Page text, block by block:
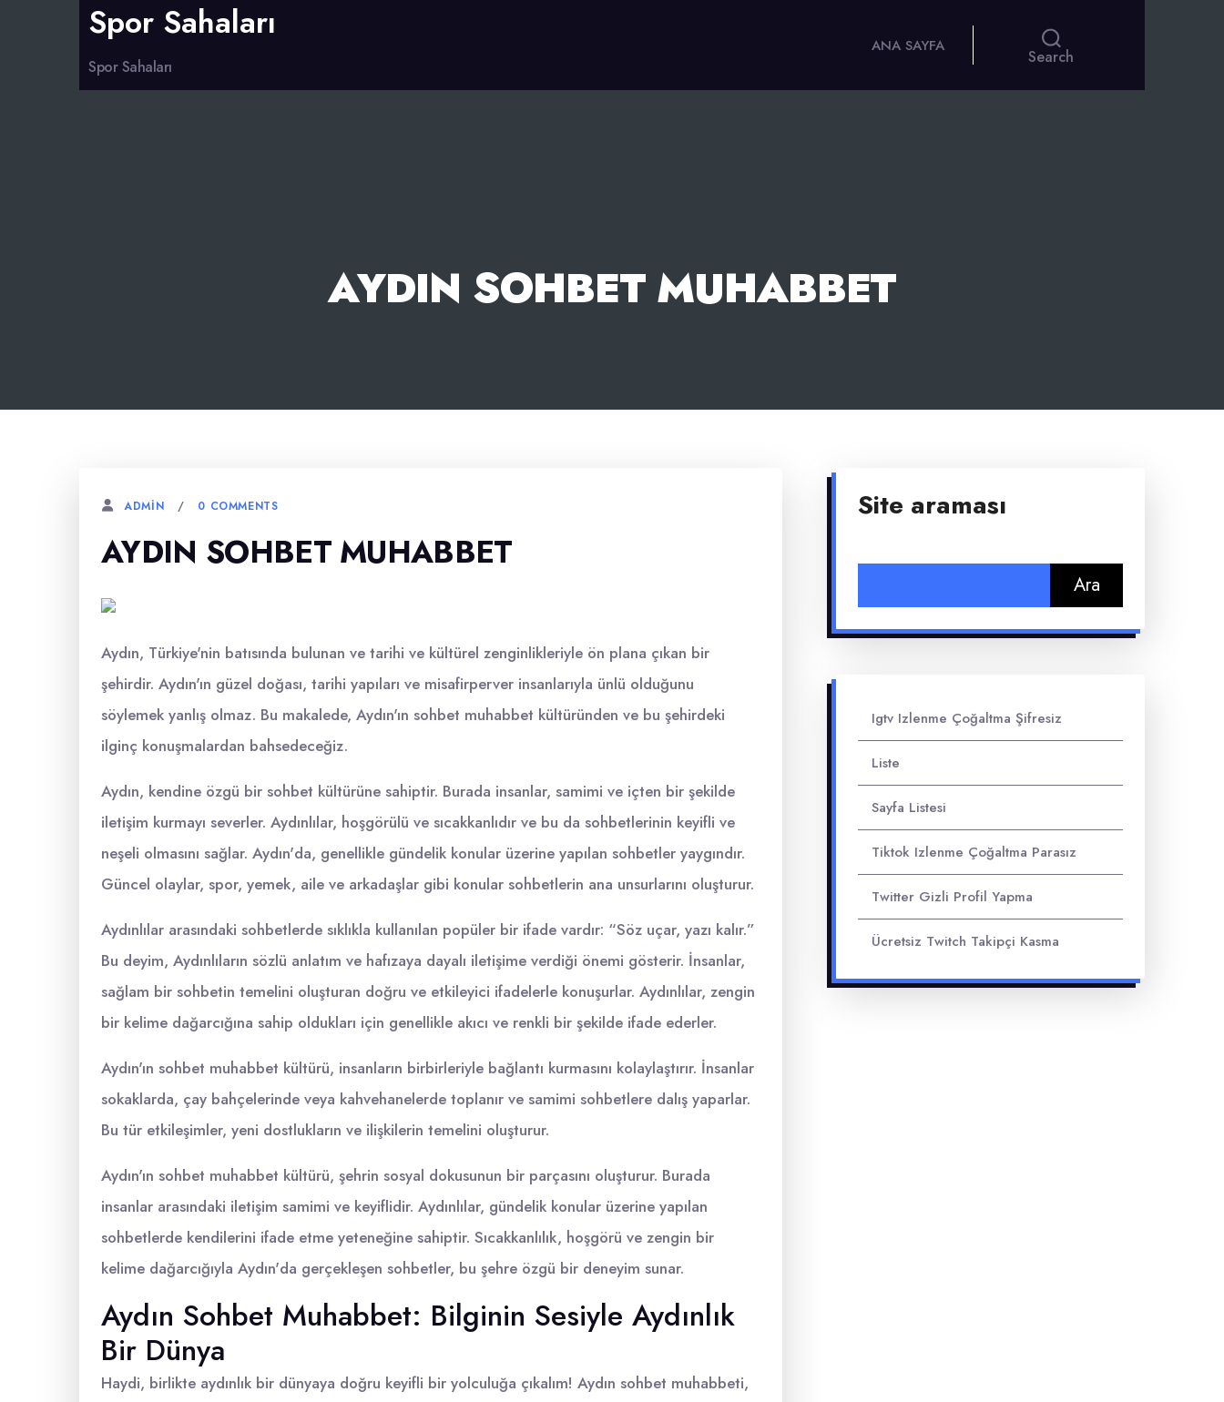
Spor Sahaları
Spor Sahaları
ANA SAYFA
Search
AYDIN SOHBET MUHABBET
ADMIN 0 COMMENTS
AYDIN SOHBET MUHABBET
Aydın, Türkiye'nin batısında bulunan ve tarihi ve kültürel zenginlikleriyle ön plana çıkan bir
şehirdir. Aydın'ın güzel doğası, tarihi yapıları ve misafirperver insanlarıyla ünlü olduğunu
söylemek yanlış olmaz. Bu makalede, Aydın'ın sohbet muhabbet kültüründen ve bu şehirdeki
ilginç konuşmalardan bahsedeceğiz.
Aydın, kendine özgü bir sohbet kültürüne sahiptir. Burada insanlar, samimi ve içten bir şekilde
iletişim kurmayı severler. Aydınlılar, hoşgörülü ve sıcakkanlıdır ve bu da sohbetlerinin keyifli ve
neşeli olmasını sağlar. Aydın'da, genellikle gündelik konular üzerine yapılan sohbetler yaygındır.
Güncel olaylar, spor, yemek, aile ve arkadaşlar gibi konular sohbetlerin ana unsurlarını oluşturur.
Aydınlılar arasındaki sohbetlerde sıklıkla kullanılan popüler bir ifade vardır: “Söz uçar, yazı kalır.”
Bu deyim, Aydınlıların sözlü anlatım ve hafızaya dayalı iletişime verdiği önemi gösterir. İnsanlar,
sağlam bir sohbetin temelini oluşturan doğru ve etkileyici ifadelerle konuşurlar. Aydınlılar, zengin
bir kelime dağarcığına sahip oldukları için genellikle akıcı ve renkli bir şekilde ifade ederler.
Aydın'ın sohbet muhabbet kültürü, insanların birbirleriyle bağlantı kurmasını kolaylaştırır. İnsanlar
sokaklarda, çay bahçelerinde veya kahvehanelerde toplanır ve samimi sohbetlere dalış yaparlar.
Bu tür etkileşimler, yeni dostlukların ve ilişkilerin temelini oluşturur.
Aydın'ın sohbet muhabbet kültürü, şehrin sosyal dokusunun bir parçasını oluşturur. Burada
insanlar arasındaki iletişim samimi ve keyiflidir. Aydınlılar, gündelik konular üzerine yapılan
sohbetlerde kendilerini ifade etme yeteneğine sahiptir. Sıcakkanlılık, hoşgörü ve zengin bir
kelime dağarcığıyla Aydın'da gerçekleşen sohbetler, bu şehre özgü bir deneyim sunar.
Aydın Sohbet Muhabbet: Bilginin Sesiyle Aydınlık
Bir Dünya
Haydi, birlikte aydınlık bir dünyaya doğru keyifli bir yolculuğa çıkalım! Aydın sohbet muhabbeti,
Site araması
Igtv Izlenme Çoğaltma Şifresiz
Liste
Sayfa Listesi
Tiktok Izlenme Çoğaltma Parasız
Twitter Gizli Profil Yapma
Ücretsiz Twitch Takipçi Kasma